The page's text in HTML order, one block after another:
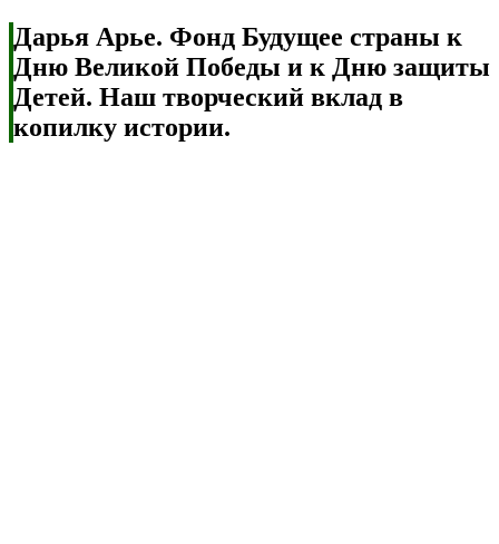
Дарья Арье. Фонд Будущее страны к
Дню Великой Победы и к Дню защиты
Детей. Наш творческий вклад в
копилку истории.